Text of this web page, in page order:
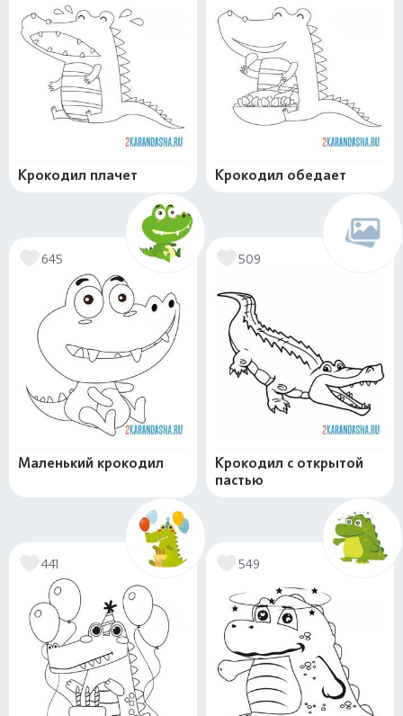
Крокодил плачет Крокодил обедает
645
Маленький крокодил
509
Крокодил с открытой
пастью
441 549